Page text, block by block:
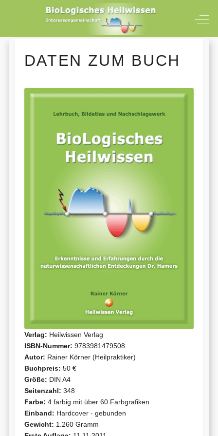
Off-
DATEN ZUM BUCH
Verlag: Heilwissen Verlag
ISBN-Nummer: 9783981479508
Autor: Rainer Körner (Heilpraktiker)
Buchpreis: 50 €
Größe: DIN A4
Seitenzahl: 348
Farbe: 4 farbig mit über 60 Farbgrafiken
Einband: Hardcover - gebunden
Gewicht: 1.260 Gramm